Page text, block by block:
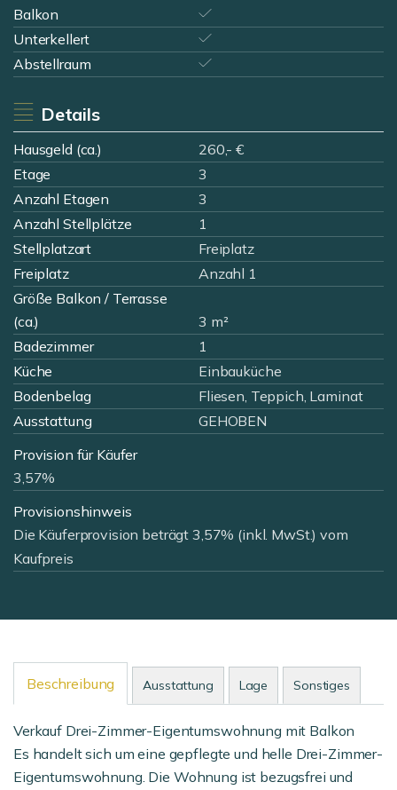
Balkon
Unterkellert
Abstellraum
Details
Hausgeld (ca.)
260,- €
Etage
3
Anzahl Etagen
3
Anzahl Stellplätze
1
Stellplatzart
Freiplatz
Freiplatz
Anzahl 1
Größe Balkon / Terrasse
(ca.)
3 m²
Badezimmer
1
Küche
Einbauküche
Bodenbelag
Fliesen, Teppich, Laminat
Ausstattung
GEHOBEN
Provision für Käufer
3,57%
Provisionshinweis
Die Käuferprovision beträgt 3,57% (inkl. MwSt.) vom
Kaufpreis
Beschreibung Ausstattung Lage Sonstiges
Verkauf Drei-Zimmer-Eigentumswohnung mit Balkon
Es handelt sich um eine gepflegte und helle Drei-Zimmer-
Eigentumswohnung. Die Wohnung ist bezugsfrei und